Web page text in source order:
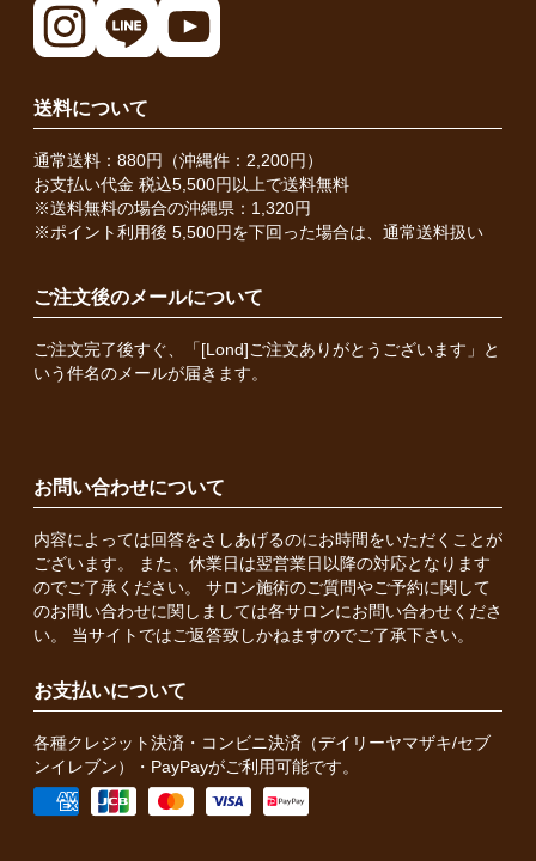
送料について
通常送料：880円（沖縄件：2,200円）
お支払い代金 税込5,500円以上で送料無料
※送料無料の場合の沖縄県：1,320円
※ポイント利用後 5,500円を下回った場合は、通常送料扱い
ご注文後のメールについて
ご注文完了後すぐ、「[Lond]ご注文ありがとうございます」と
いう件名のメールが届きます。
お問い合わせについて
内容によっては回答をさしあげるのにお時間をいただくことが
ございます。 また、休業日は翌営業日以降の対応となります
のでご了承ください。 サロン施術のご質問やご予約に関して
のお問い合わせに関しましては各サロンにお問い合わせくださ
い。 当サイトではご返答致しかねますのでご了承下さい。
お支払いについて
各種クレジット決済・コンビニ決済（デイリーヤマザキ/セブ
ンイレブン）・PayPayがご利用可能です。